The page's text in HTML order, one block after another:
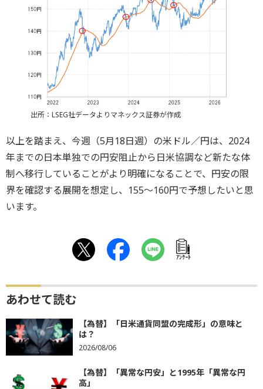
出所：LSEG社データよりマネックス証券が作成
以上を踏まえ、今週（5月18日週）の米ドル／円は、2024
年までの日本単独での円安阻止から日米協調など新たな体
制へ移行していることがより明確になることで、円安の限
界を確認する展開を想定し、155～160円で予想したいと思
います。
ｱﾝｹｰﾄ
あわせて読む
【為替】「日米通貨同盟の完成形」の意味と
は？
2026/08/06
【為替】「異常な円安」と1995年「異常な円
高」